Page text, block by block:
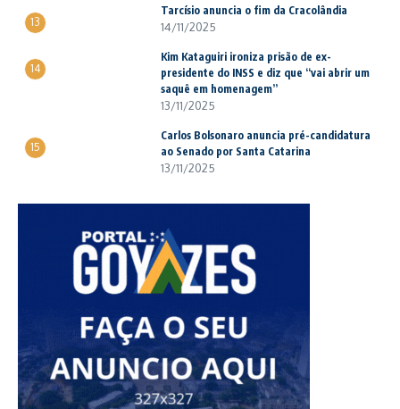
13
Tarcísio anuncia o fim da Cracolândia
14/11/2025
14
Kim Kataguiri ironiza prisão de ex-
presidente do INSS e diz que “vai abrir um
saquê em homenagem”
13/11/2025
15
Carlos Bolsonaro anuncia pré-candidatura
ao Senado por Santa Catarina
13/11/2025